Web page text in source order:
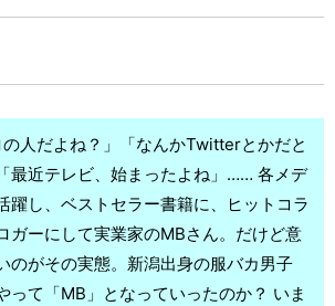
編集部
人だよね？」「なんかTwitterとかだと
最近テレビ、始まったよね」…… 各メデ
躍し、ベストセラー書籍に、ヒットコラ
ガーにして実業家のMBさん。だけど意
のがその実態。新潟出身の服バカ男子
って「MB」となっていったのか？ いま